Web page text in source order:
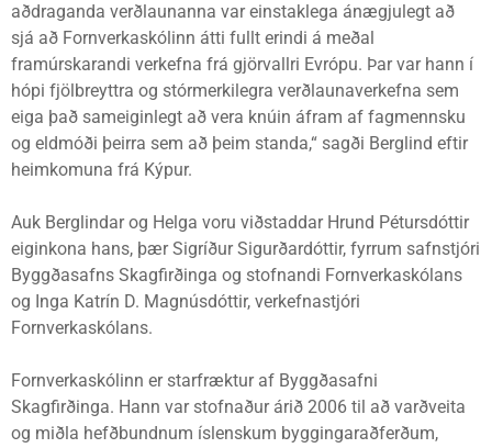
aðdraganda verðlaunanna var einstaklega ánægjulegt að
sjá að Fornverkaskólinn átti fullt erindi á meðal
framúrskarandi verkefna frá gjörvallri Evrópu. Þar var hann í
hópi fjölbreyttra og stórmerkilegra verðlaunaverkefna sem
eiga það sameiginlegt að vera knúin áfram af fagmennsku
og eldmóði þeirra sem að þeim standa,“ sagði Berglind eftir
heimkomuna frá Kýpur.
Auk Berglindar og Helga voru viðstaddar Hrund Pétursdóttir
eiginkona hans, þær Sigríður Sigurðardóttir, fyrrum safnstjóri
Byggðasafns Skagfirðinga og stofnandi Fornverkaskólans
og Inga Katrín D. Magnúsdóttir, verkefnastjóri
Fornverkaskólans.
Fornverkaskólinn er starfræktur af Byggðasafni
Skagfirðinga. Hann var stofnaður árið 2006 til að varðveita
og miðla hefðbundnum íslenskum byggingaraðferðum,